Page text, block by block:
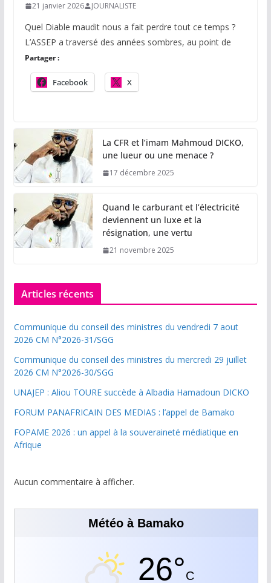
21 janvier 2026 JOURNALISTE
Quel Diable maudit nous a fait perdre tout ce temps ?
L’ASSEP a traversé des années sombres, au point de
Partager :
Facebook X
La CFR et l’imam Mahmoud DICKO,
une lueur ou une menace ?
17 décembre 2025
Quand le carburant et l’électricité
deviennent un luxe et la
résignation, une vertu
21 novembre 2025
Articles récents
Communique du conseil des ministres du vendredi 7 aout
2026 CM N°2026-31/SGG
Communique du conseil des ministres du mercredi 29 juillet
2026 CM N°2026-30/SGG
UNAJEP : Aliou TOURE succède à Albadia Hamadoun DICKO
FORUM PANAFRICAIN DES MEDIAS : l’appel de Bamako
FOPAME 2026 : un appel à la souveraineté médiatique en
Afrique
Aucun commentaire à afficher.
Météo à Bamako
26°C